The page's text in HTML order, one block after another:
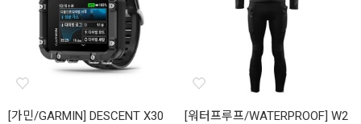
[가민/GARMIN] DESCENT X30
[워터프루프/WATERPROOF] W2